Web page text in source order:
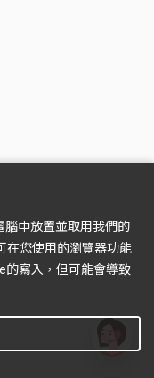
腦中放置並取用我們的
在您使用的瀏覽器功能
的寫入，但可能會導致